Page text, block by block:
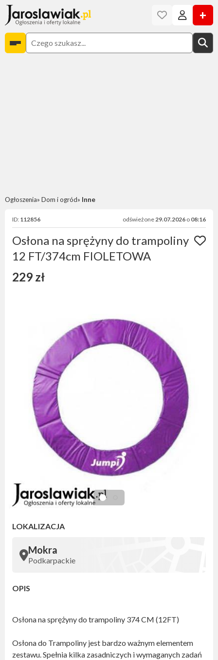
+
Ogłoszenia Dom i ogród Inne
ID: 112856 odświeżone29.07.2026 o 08:16
Osłona na sprężyny do trampoliny
12 FT/374cm FIOLETOWA
229 zł
LOKALIZACJA
Mokra
Podkarpackie
OPIS
Osłona na sprężyny do trampoliny 374 CM (12FT)
Osłona do Trampoliny jest bardzo ważnym elementem
zestawu. Spełnia kilka zasadniczych i wymaganych zadań